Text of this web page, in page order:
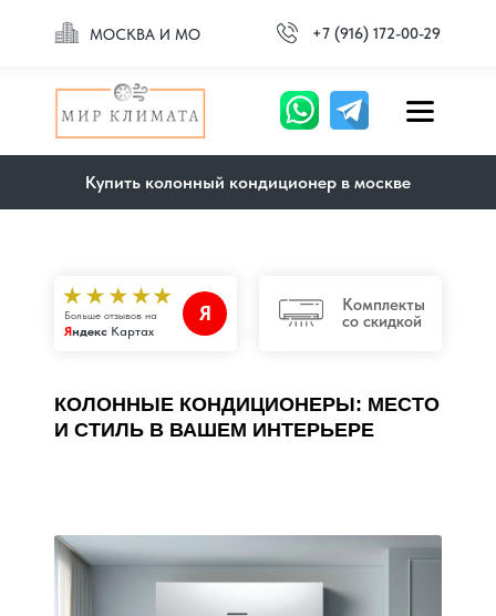
МОСКВА И МО +7 (916) 172-00-29
Купить колонный кондиционер в москве
Больше отзывов на
Яндекс Картах
Я
КОЛОННЫЕ КОНДИЦИОНЕРЫ: МЕСТО
И СТИЛЬ В ВАШЕМ ИНТЕРЬЕРЕ
Комплекты
со скидкой